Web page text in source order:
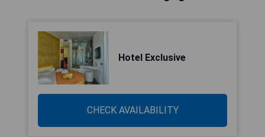
Hotel Exclusive
CHECK AVAILABILITY